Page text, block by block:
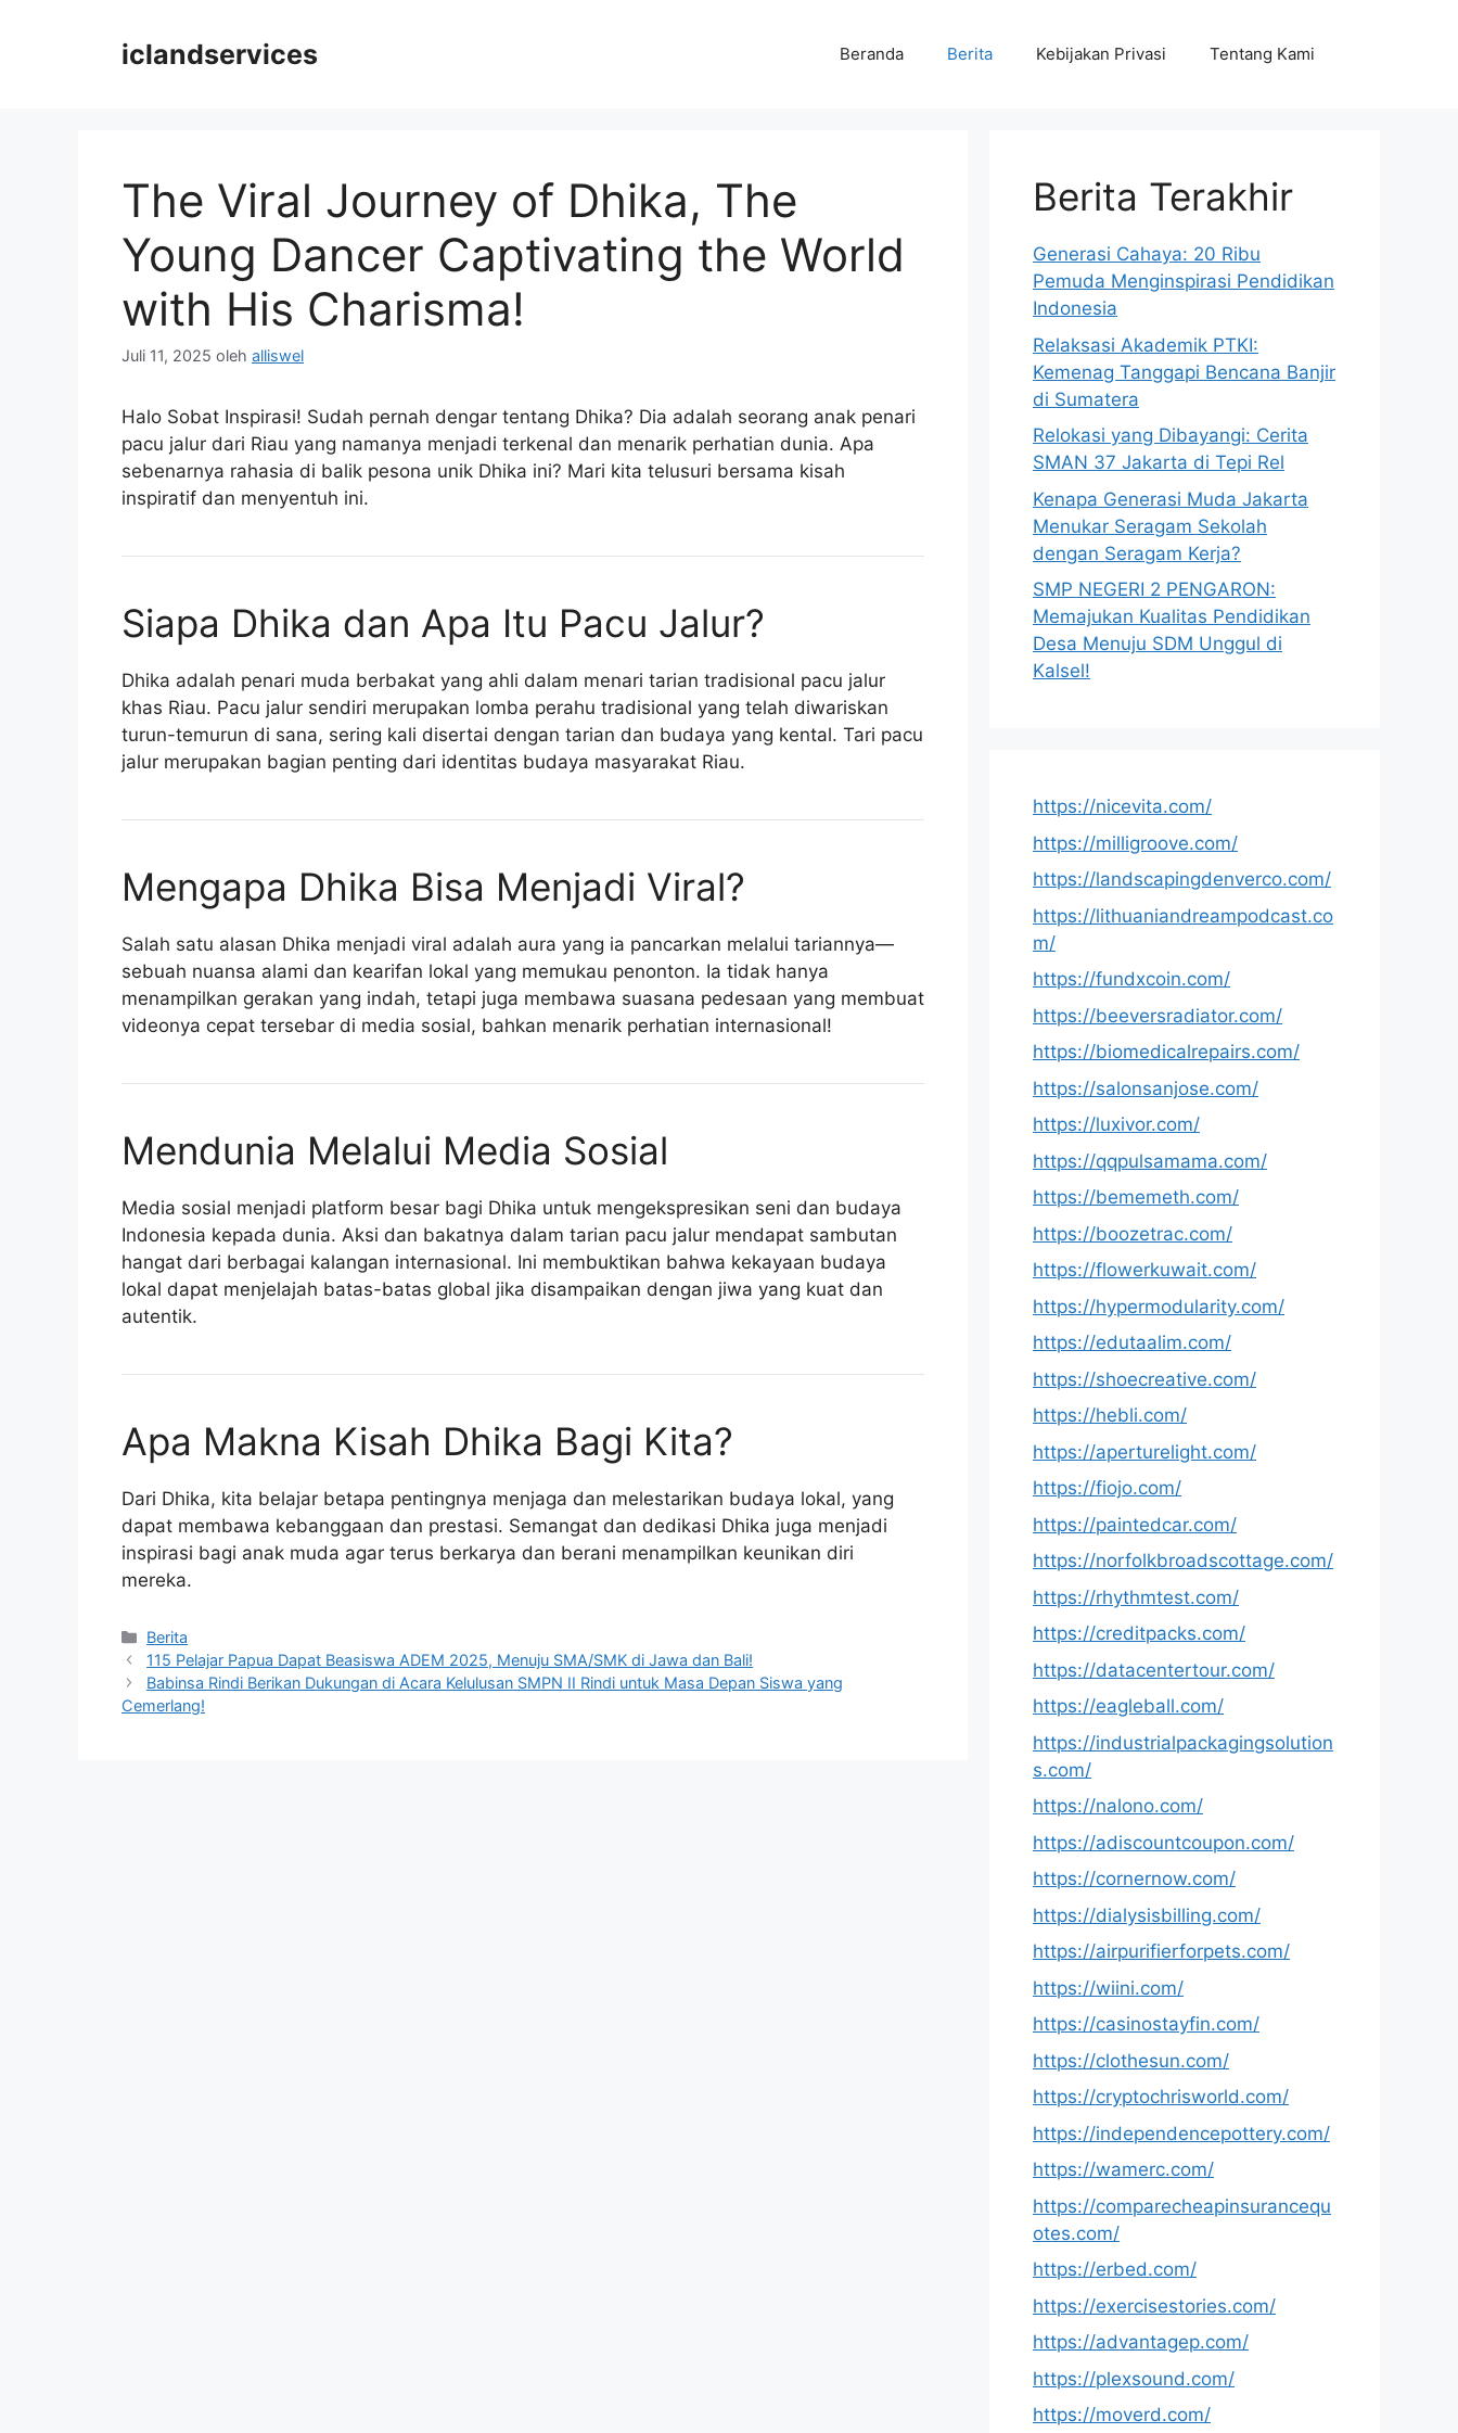
iclandservices Beranda Berita Kebijakan Privasi Tentang Kami
The Viral Journey of Dhika, The
Young Dancer Captivating the World
with His Charisma!
Juli 11, 2025 oleh alliswel
Halo Sobat Inspirasi! Sudah pernah dengar tentang Dhika? Dia adalah seorang anak penari
pacu jalur dari Riau yang namanya menjadi terkenal dan menarik perhatian dunia. Apa
sebenarnya rahasia di balik pesona unik Dhika ini? Mari kita telusuri bersama kisah
inspiratif dan menyentuh ini.
Siapa Dhika dan Apa Itu Pacu Jalur?
Dhika adalah penari muda berbakat yang ahli dalam menari tarian tradisional pacu jalur
khas Riau. Pacu jalur sendiri merupakan lomba perahu tradisional yang telah diwariskan
turun-temurun di sana, sering kali disertai dengan tarian dan budaya yang kental. Tari pacu
jalur merupakan bagian penting dari identitas budaya masyarakat Riau.
Mengapa Dhika Bisa Menjadi Viral?
Salah satu alasan Dhika menjadi viral adalah aura yang ia pancarkan melalui tariannya—
sebuah nuansa alami dan kearifan lokal yang memukau penonton. Ia tidak hanya
menampilkan gerakan yang indah, tetapi juga membawa suasana pedesaan yang membuat
videonya cepat tersebar di media sosial, bahkan menarik perhatian internasional!
Mendunia Melalui Media Sosial
Media sosial menjadi platform besar bagi Dhika untuk mengekspresikan seni dan budaya
Indonesia kepada dunia. Aksi dan bakatnya dalam tarian pacu jalur mendapat sambutan
hangat dari berbagai kalangan internasional. Ini membuktikan bahwa kekayaan budaya
lokal dapat menjelajah batas-batas global jika disampaikan dengan jiwa yang kuat dan
autentik.
Apa Makna Kisah Dhika Bagi Kita?
Dari Dhika, kita belajar betapa pentingnya menjaga dan melestarikan budaya lokal, yang
dapat membawa kebanggaan dan prestasi. Semangat dan dedikasi Dhika juga menjadi
inspirasi bagi anak muda agar terus berkarya dan berani menampilkan keunikan diri
mereka.
Kategori
Berita
115 Pelajar Papua Dapat Beasiswa ADEM 2025, Menuju SMA/SMK di Jawa dan Bali!
Babinsa Rindi Berikan Dukungan di Acara Kelulusan SMPN II Rindi untuk Masa Depan Siswa yang
Cemerlang!
Berita Terakhir
Generasi Cahaya: 20 Ribu
Pemuda Menginspirasi Pendidikan
Indonesia
Relaksasi Akademik PTKI:
Kemenag Tanggapi Bencana Banjir
di Sumatera
Relokasi yang Dibayangi: Cerita
SMAN 37 Jakarta di Tepi Rel
Kenapa Generasi Muda Jakarta
Menukar Seragam Sekolah
dengan Seragam Kerja?
SMP NEGERI 2 PENGARON:
Memajukan Kualitas Pendidikan
Desa Menuju SDM Unggul di
Kalsel!
https://nicevita.com/
https://milligroove.com/
https://landscapingdenverco.com/
https://lithuaniandreampodcast.co
m/
https://fundxcoin.com/
https://beeversradiator.com/
https://biomedicalrepairs.com/
https://salonsanjose.com/
https://luxivor.com/
https://qqpulsamama.com/
https://bememeth.com/
https://boozetrac.com/
https://flowerkuwait.com/
https://hypermodularity.com/
https://edutaalim.com/
https://shoecreative.com/
https://hebli.com/
https://aperturelight.com/
https://fiojo.com/
https://paintedcar.com/
https://norfolkbroadscottage.com/
https://rhythmtest.com/
https://creditpacks.com/
https://datacentertour.com/
https://eagleball.com/
https://industrialpackagingsolution
s.com/
https://nalono.com/
https://adiscountcoupon.com/
https://cornernow.com/
https://dialysisbilling.com/
https://airpurifierforpets.com/
https://wiini.com/
https://casinostayfin.com/
https://clothesun.com/
https://cryptochrisworld.com/
https://independencepottery.com/
https://wamerc.com/
https://comparecheapinsurancequ
otes.com/
https://erbed.com/
https://exercisestories.com/
https://advantagep.com/
https://plexsound.com/
https://moverd.com/